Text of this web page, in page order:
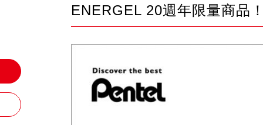
Sterling 自動
ENERGEL 20週年限量商品